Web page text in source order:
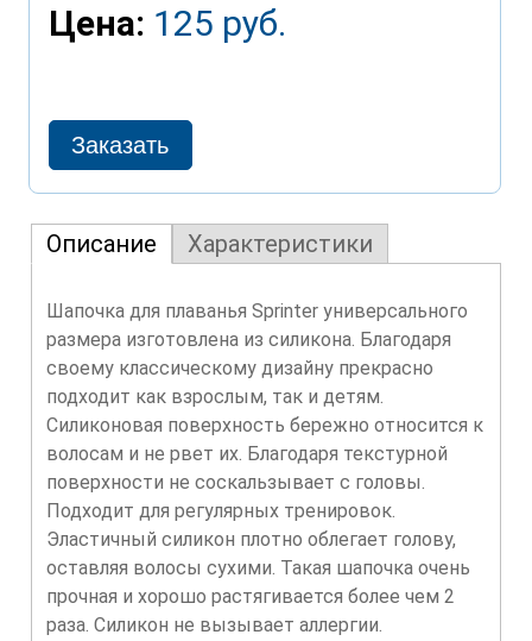
Цена: 125 руб.
Описание Характеристики
Шапочка для плаванья Sprinter универсального
размера изготовлена из силикона. Благодаря
своему классическому дизайну прекрасно
подходит как взрослым, так и детям.
Силиконовая поверхность бережно относится к
волосам и не рвет их. Благодаря текстурной
поверхности не соскальзывает с головы.
Подходит для регулярных тренировок.
Эластичный силикон плотно облегает голову,
оставляя волосы сухими. Такая шапочка очень
прочная и хорошо растягивается более чем 2
раза. Силикон не вызывает аллергии.